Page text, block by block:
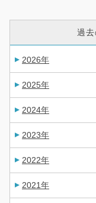
過
2026年
2025年
2024年
2023年
2022年
2021年